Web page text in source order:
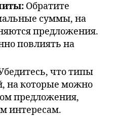
Обратите
суммы, на
предложения.
повлиять на
что типы
на которые можно
предложения,
интересам.